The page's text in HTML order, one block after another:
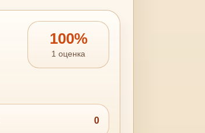
100%
1 оценка
0